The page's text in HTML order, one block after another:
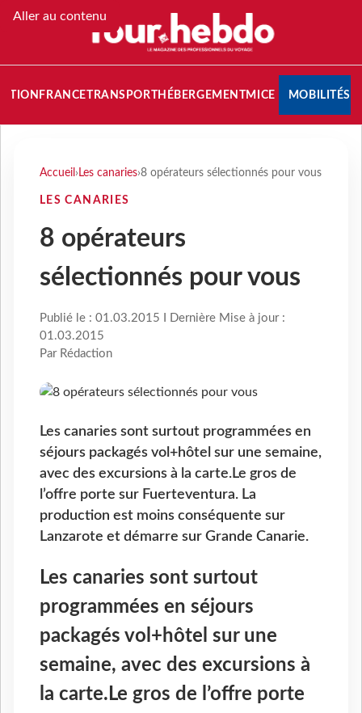
Aller au contenu
FRANCETRANSPORT HÉBERGEMENTMICE MOBILITÉS
Accueil › Les canaries›8 opérateurs sélectionnés pour vous
LES CANARIES
8 opérateurs
sélectionnés pour vous
Publié le : 01.03.2015 I Dernière Mise à jour :
01.03.2015
Par Rédaction
Les canaries sont surtout programmées en
séjours packagés vol+hôtel sur une semaine,
avec des excursions à la carte.Le gros de
l’offre porte sur Fuerteventura. La
production est moins conséquente sur
Lanzarote et démarre sur Grande Canarie.
Les canaries sont surtout
programmées en séjours
packagés vol+hôtel sur une
semaine, avec des excursions à
la carte.Le gros de l’offre porte